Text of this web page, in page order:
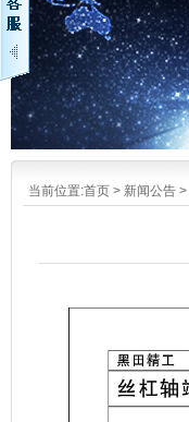
当前位置:首页 > 新闻公告 >